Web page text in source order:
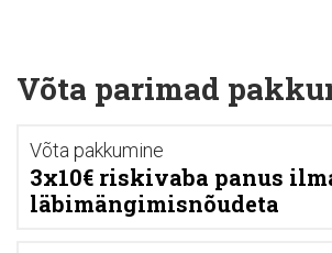
Võta parimad
Võta pakkumine
3x10€ riskivaba panus
läbimängimisnõudeta